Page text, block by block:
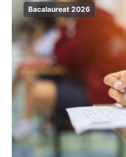
Bacalaureat 2026